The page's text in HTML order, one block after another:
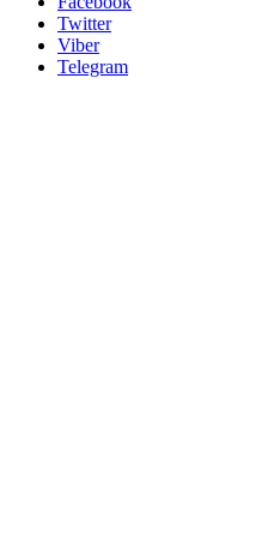
Twitter
Viber
Telegram